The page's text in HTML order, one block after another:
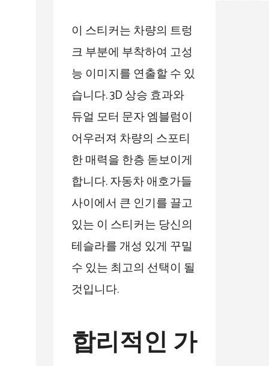
이 스티커는 차량의 트렁
크 부분에 부착하여 고성
능 이미지를 연출할 수 있
습니다. 3D 상승 효과와
듀얼 모터 문자 엠블럼이
어우러져 차량의 스포티
한 매력을 한층 돋보이게
합니다. 자동차 애호가들
사이에서 큰 인기를 끌고
있는 이 스티커는 당신의
테슬라를 개성 있게 꾸밀
수 있는 최고의 선택이 될
것입니다.
합리적인 가